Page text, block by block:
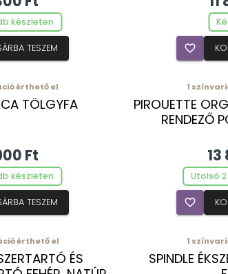
készleten
TESZEM favorite_border
érthető el
TÖLGYFA
Ft
készleten
TESZEM
1
PIROUETTE
RENDEZŐ
13
Utolsó
favorite_border
érthető el
ÉS
1
SPINDLE